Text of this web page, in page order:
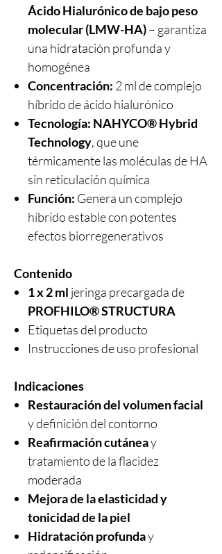
Ácido Hialurónico de bajo peso
molecular (LMW-HA)– garantiza
una hidratación profunda y
homogénea
Concentración: 2 ml de complejo
híbrido de ácido hialurónico
Tecnología: NAHYCO® Hybrid
Technology, que une
térmicamente las moléculas de HA
sin reticulación química
Función: Genera un complejo
híbrido estable con potentes
efectos biorregenerativos
Contenido
1 x 2 ml jeringa precargada de
PROFHILO® STRUCTURA
Etiquetas del producto
Instrucciones de uso profesional
Indicaciones
Restauración del volumen facial
y definición del contorno
Reafirmación cutáneay
tratamiento de la flacidez
moderada
Mejora de la elasticidad y
tonicidad de la piel
Hidratación profunday